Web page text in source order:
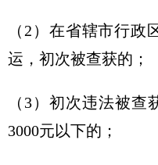
（2）在省辖市行政
运，初次被查获的；
（3）初次违法被查
3000元以下的；